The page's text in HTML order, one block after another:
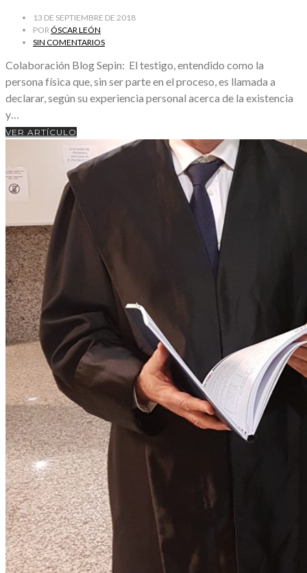
13 DE SEPTIEMBRE DE 2018
POR ÓSCAR LEÓN
SIN COMENTARIOS
Colaboración Blog Sepin: El testigo, entendido como la
persona física que, sin ser parte en el proceso, es llamada a
declarar, según su experiencia personal acerca de la existencia
y…
VER ARTÍCULO